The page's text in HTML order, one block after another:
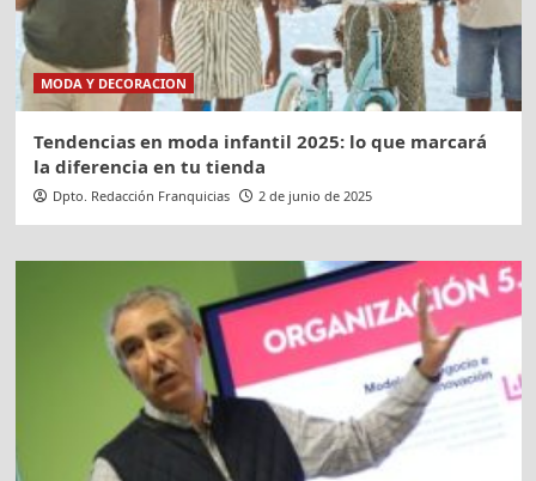
MODA Y DECORACION
Tendencias en moda infantil 2025: lo que marcará
la diferencia en tu tienda
Dpto. Redacción Franquicias 2 de junio de 2025